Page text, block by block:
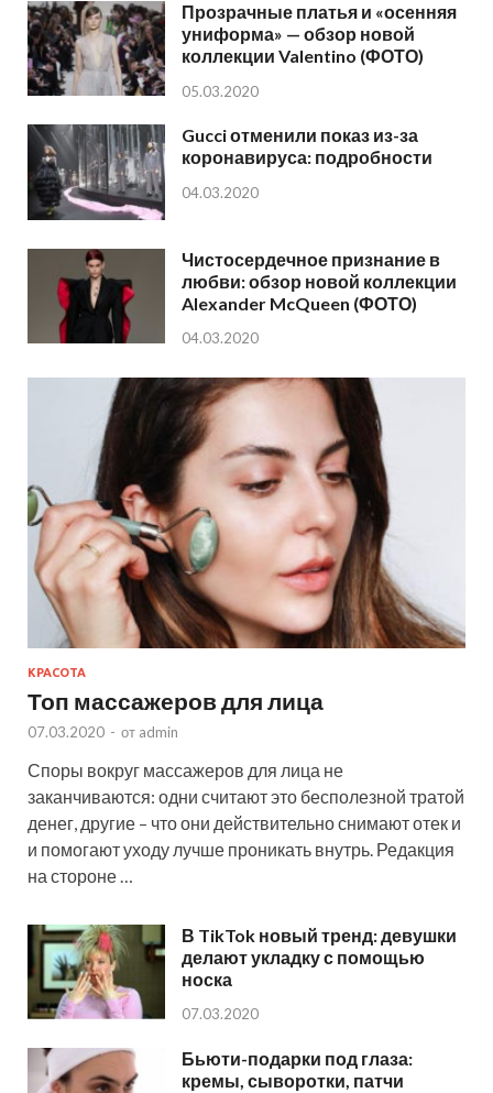
Прозрачные платья и «осенняя
униформа» — обзор новой
коллекции Valentino (ФОТО)
05.03.2020
Gucci отменили показ из-за
коронавируса: подробности
04.03.2020
Чистосердечное признание в
любви: обзор новой коллекции
Alexander McQueen (ФОТО)
04.03.2020
КРАСОТА
Топ массажеров для лица
07.03.2020 - от admin
Споры вокруг массажеров для лица не
заканчиваются: одни считают это бесполезной тратой
денег, другие – что они действительно снимают отек и
и помогают уходу лучше проникать внутрь. Редакция
на стороне …
В TikTok новый тренд: девушки
делают укладку с помощью
носка
07.03.2020
Бьюти-подарки под глаза:
кремы, сыворотки, патчи